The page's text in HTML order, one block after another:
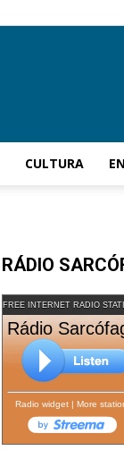
CULTURA
RÁDIO
FREE INTERNET RADIO
Rádio
Radio widget| More